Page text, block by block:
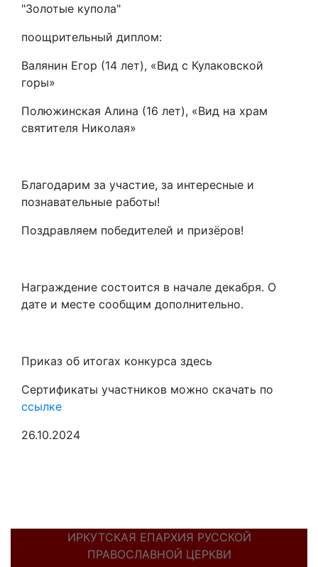
"Золотые купола"
поощрительный диплом:
Валянин Егор (14 лет), «Вид с Кулаковской
горы»
Полюжинская Алина (16 лет), «Вид на храм
святителя Николая»
Благодарим за участие, за интересные и
познавательные работы!
Поздравляем победителей и призёров!
Награждение состоится в начале декабря. О
дате и месте сообщим дополнительно.
Приказ об итогах конкурса здесь
Сертификаты участников можно скачать по
ссылке
26.10.2024
ИРКУТСКАЯ ЕПАРХИЯ РУССКОЙ
ПРАВОСЛАВНОЙ ЦЕРКВИ